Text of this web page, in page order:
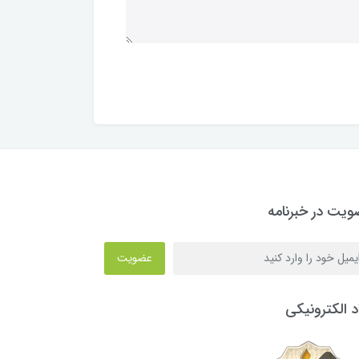
در خبرنامه
عضویت
الکترونیکی